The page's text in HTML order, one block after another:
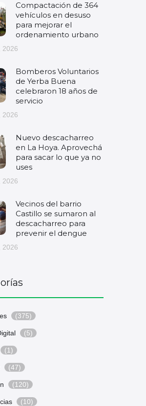
Compactación de 364
vehículos en desuso
para mejorar el
ordenamiento urbano
2026
Bomberos Voluntarios
de Yerba Buena
celebraron 18 años de
servicio
2026
Nuevo descacharreo
en La Hoya. Aprovechá
para sacar lo que ya no
uses
2026
Vecinos del barrio
Castillo se sumaron al
descacharreo para
prevenir el dengue
2026
(375)
(5)
(1)
(47)
(120)
(10)